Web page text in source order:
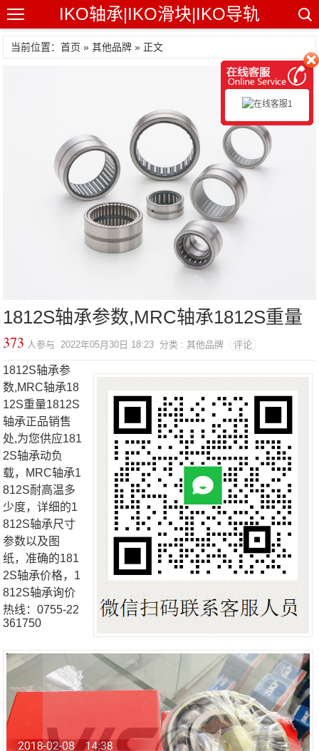
IKO轴承|IKO滑块|IKO导轨
当前位置：首页 »其他品牌 » 正文
1812S轴承参数,MRC轴承1812S重量
373 人参与 2022年05月30日 18:23 分类 : 其他品牌 评论
1812S轴承参
数,MRC轴承18
12S重量1812S
轴承正品销售
处,为您供应181
2S轴承动负
载，MRC轴承1
812S耐高温多
少度，详细的1
812S轴承尺寸
参数以及图
纸，准确的181
2S轴承价格，1
812S轴承询价
热线：0755-22
361750